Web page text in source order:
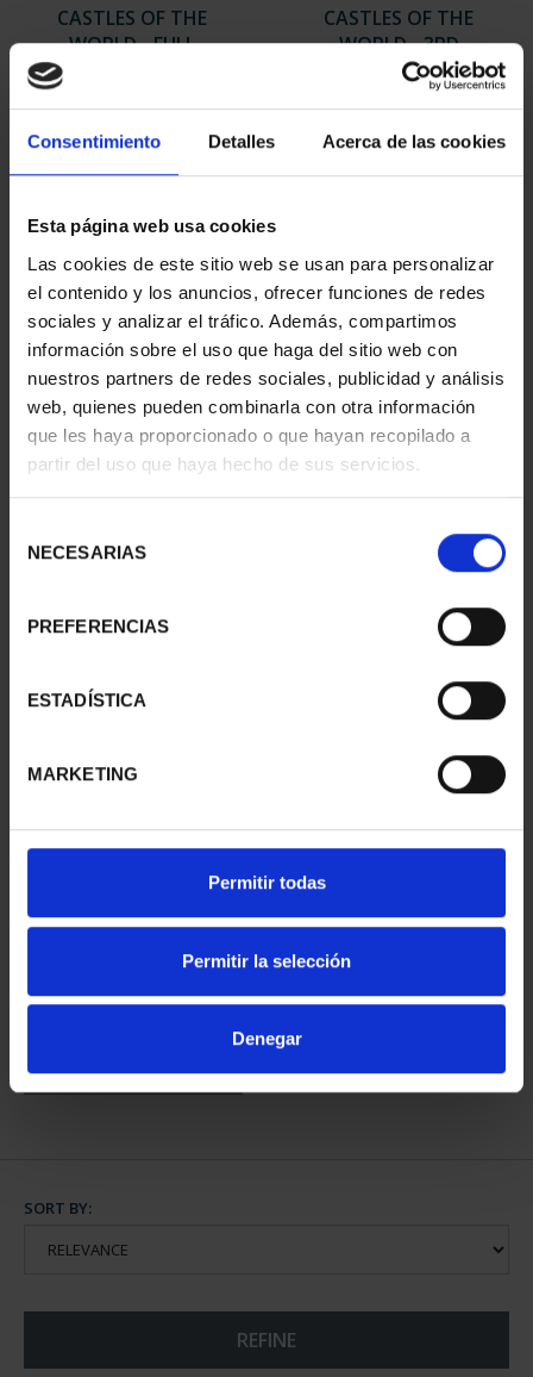
Consentimiento Detalles Acerca de las cookies
Esta página web usa cookies
Las cookies de este sitio web se usan para personalizar
el contenido y los anuncios, ofrecer funciones de redes
sociales y analizar el tráfico. Además, compartimos
información sobre el uso que haga del sitio web con
nuestros partners de redes sociales, publicidad y análisis
web, quienes pueden combinarla con otra información
que les haya proporcionado o que hayan recopilado a
partir del uso que haya hecho de sus servicios.
NECESARIAS
PREFERENCIAS
ESTADÍSTICA
MARKETING
Permitir todas
Permitir la selección
Denegar
CASTLES OF THE
WORLD - FULL
CASTLES OF THE
WORLD - 3RD
SHIPMENT
€67.76
CASTLES OF THE
WORLD - 4TH
€67.76
CASTLES OF THE
WORLD - 2ND
CASTLES OF THE
WORLD-ALBUM+4 FIRST
€67.76
SORT BY:
REFINE